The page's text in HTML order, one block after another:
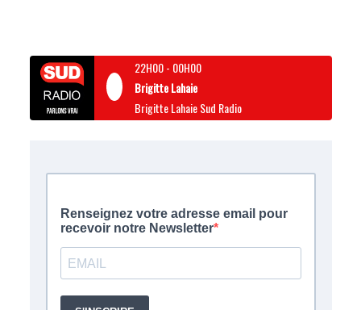
22H00- 00H00
Brigitte Lahaie
Brigitte Lahaie Sud Radio